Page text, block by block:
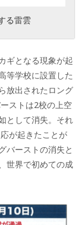
る雷雲
ギとなる現象が起
等学校に設置した
放出されたロング
ストは2校の上空
として消失。それ
が起きたことが
バーストの消失と
世界で初めての成